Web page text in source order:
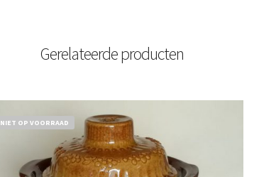
Gerelateerde producten
NIET OP VOORRAAD